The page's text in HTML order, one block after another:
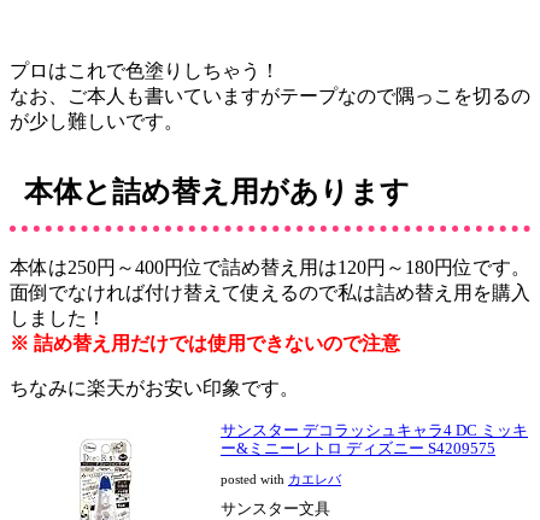
プロはこれで色塗りしちゃう！
なお、ご本人も書いていますがテープなので隅っこを切るの
が少し難しいです。
本体と詰め替え用があります
本体は250円～400円位で詰め替え用は120円～180円位です。
面倒でなければ付け替えて使えるので私は詰め替え用を購入
しました！
※ 詰め替え用だけでは使用できないので注意
ちなみに楽天がお安い印象です。
サンスター デコラッシュキャラ4 DC ミッキ
ー&ミニーレトロ ディズニー S4209575
posted with カエレバ
サンスター文具